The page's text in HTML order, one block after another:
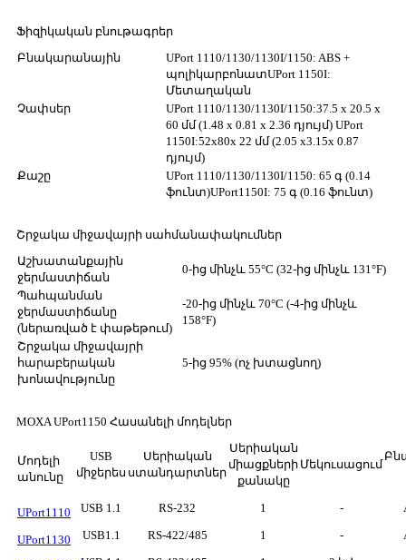
Ֆիզիկական բնութագրեր
Բնակարանային
UPort 1110/1130/1130I/1150: ABS +
պոլիկարբոնատUPort 1150I:
Մետաղական
Չափսեր
UPort 1110/1130/1130I/1150:37.5 x 20.5 x
60 մմ (1.48 x 0.81 x 2.36 դյույմ) UPort
1150I:52x80x 22 մմ (2.05 x3.15x 0.87
դյույմ)
Քաշը
UPort 1110/1130/1130I/1150: 65 գ (0.14
ֆունտ)UPort1150I: 75 գ (0.16 ֆունտ)
Շրջակա միջավայրի սահմանափակումներ
Աշխատանքային
ջերմաստիճան
0-ից մինչև 55°C (32-ից մինչև 131°F)
Պահպանման
ջերմաստիճանը
(ներառված է փաթեթում)
-20-ից մինչև 70°C (-4-ից մինչև
158°F)
Շրջակա միջավայրի
հարաբերական
խոնավությունը
5-ից 95% (ոչ խտացնող)
MOXA UPort1150 Հասանելի մոդելներ
Մոդելի
անունը
USB
միջերես
Սերիական
ստանդարտներ
Սերիական
միացքների
քանակը
Մեկուսացում
UPort1110 USB 1.1 RS-232 1 -
UPort1130 USB1.1 RS-422/485 1 -